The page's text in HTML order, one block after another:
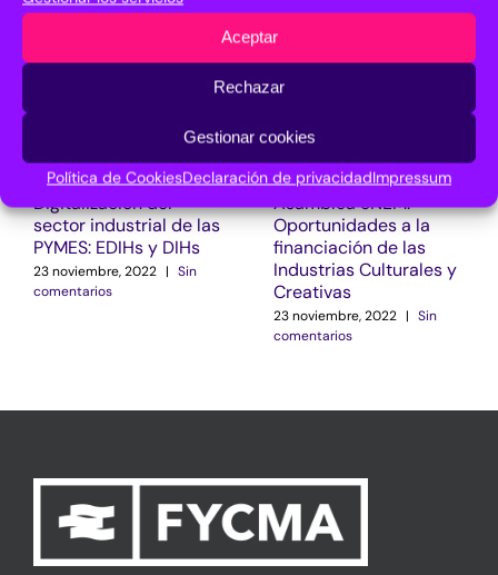
Aceptar
Rechazar
Gestionar cookies
Política de CookiesDeclaración de privacidadImpressum
Digitalización del
sector industrial de las
PYMES: EDIHs y DIHs
23 noviembre, 2022 | Sin
comentarios
Asamblea eNEM:
Oportunidades a la
financiación de las
Industrias Culturales y
Creativas
23 noviembre, 2022 | Sin
comentarios